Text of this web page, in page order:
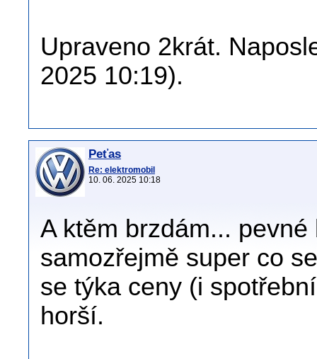
Upraveno 2krát.
2025 10:19).
Peťas
Re: elektromobil
10. 06. 2025 10:18
A ktěm brzdám...
samozřejmě super co
se týka ceny (i
horší.